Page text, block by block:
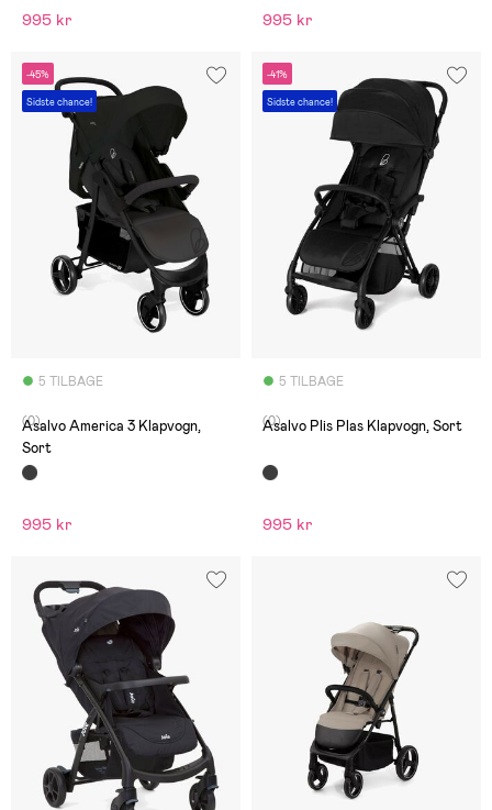
995 kr 995 kr
-45%
Sidste chance!
5 TILBAGE
(0)
Asalvo America 3 Klapvogn,
Sort
995 kr
-41%
Sidste chance!
5 TILBAGE
(0)
Asalvo Plis Plas Klapvogn, Sort
995 kr